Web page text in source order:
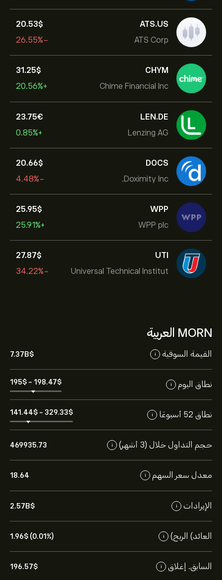
ATS.US
ATS Corp
20.53‎$‎
-26.55%
CHYM
Chime Financial Inc
31.25‎$‎
+20.56%
LEN.DE
Lenzing AG
23.75‎€‎
+0.85%
DOCS
Doximity Inc.
20.66‎$‎
-4.48%
WPP
WPP plc
25.95‎$‎
+25.91%
UTI
Universal Technical Institut
27.87‎$‎
-34.22%
MORN العربية
القيمة السوقية i
7.37B‎$‎
نطاق اليوم i
195‎$‎ - 198.47‎$‎
نطاق 52 أسبوعًا i
141.44‎$‎ - 329.33‎$‎
حجم التداول خلال (3 أشهر) i
469935.73
معدل سعر السهم i
18.64
الإيرادات i
2.57B‎$‎
العائد) الربح) i
1.96‎$‎ (0.01%)
السابق. إغلاق i
196.57‎$‎